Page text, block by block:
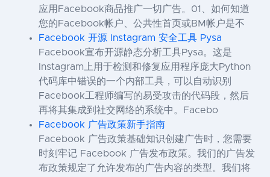
应用Facebook商品推广一切广告。01、如何知道
您的Facebook帐户、公共性首页或BM帐户是不
Facebook 开源 Instagram 安全工具 Pysa
Facebook宣布开源静态分析工具Pysa。这是
Instagram上用于检测和修复应用程序庞大Python
代码库中错误的一个内部工具，可以自动识别
Facebook工程师编写的易受攻击的代码段，然后
再将其集成到社交网络的系统中。Facebo
Facebook 广告政策新手指南
Facebook 广告政策基础知识创建广告时，您需要
时刻牢记 Facebook 广告发布政策。我们的广告发
布政策规定了允许发布的广告内容的类型。我们将